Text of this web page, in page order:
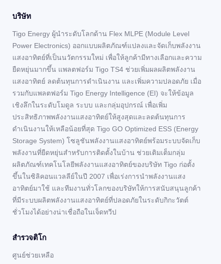
บริษัท
Tigo Energy ผู้นำระดับโลกด้าน Flex MLPE (Module Level
Power Electronics) ออกแบบผลิตภัณฑ์แปลงและจัดเก็บพลังงาน
แสงอาทิตย์ที่เป็นนวัตกรรมใหม่ เพื่อให้ลูกค้ามีทางเลือกและความ
ยืดหยุ่นมากขึ้น แพลตฟอร์ม Tigo TS4 ช่วยเพิ่มผลผลิตพลังงาน
แสงอาทิตย์ ลดต้นทุนการดำเนินงาน และเพิ่มความปลอดภัย เมื่อ
รวมกับแพลตฟอร์ม Tigo Energy Intelligence (EI) จะให้ข้อมูล
เชิงลึกในระดับโมดูล ระบบ และกลุ่มอุปกรณ์ เพื่อเพิ่ม
ประสิทธิภาพพลังงานแสงอาทิตย์ให้สูงสุดและลดต้นทุนการ
ดำเนินงานให้เหลือน้อยที่สุด Tigo GO Optimized ESS (Energy
Storage System) โซลูชันพลังงานแสงอาทิตย์พร้อมระบบจัดเก็บ
พลังงานที่ยืดหยุ่นสำหรับการติดตั้งในบ้าน ช่วยเติมเต็มกลุ่ม
ผลิตภัณฑ์เทคโนโลยีพลังงานแสงอาทิตย์ของบริษัท Tigo ก่อตั้ง
ขึ้นในซิลิคอนแวลลีย์ในปี 2007 เพื่อเร่งการนำพลังงานแสง
อาทิตย์มาใช้ และทีมงานทั่วโลกของบริษัทให้การสนับสนุนลูกค้า
ที่มีระบบผลิตพลังงานแสงอาทิตย์ที่ปลอดภัยในระดับกิกะวัตต์
ชั่วโมงได้อย่างน่าเชื่อถือในเจ็ดทวีป
สํารวจติโก
ศูนย์ช่วยเหลือ